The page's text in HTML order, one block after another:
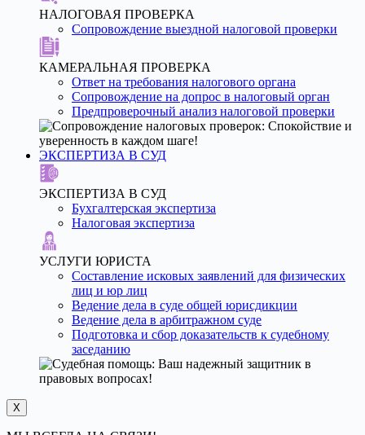
НАЛОГОВАЯ ПРОВЕРКА
Сопровождение выездной налоговой проверки
КАМЕРАЛЬНАЯ ПРОВЕРКА
Ответ на требования налогового органа
Сопровождение на допрос в налоговый орган
Предпроверочный анализ налоговой проверки
ЭКСПЕРТИЗА В СУД
ЭКСПЕРТИЗА В СУД
Бухгалтерская экспертиза
Налоговая экспертиза
УСЛУГИ ЮРИСТА
Составление исковых заявлений для физических
лиц и юр лиц
Ведение дела в суде общей юрисдикции
Ведение дела в арбитражном суде
Подготовка и сбор доказательств к судебному
заседанию
X